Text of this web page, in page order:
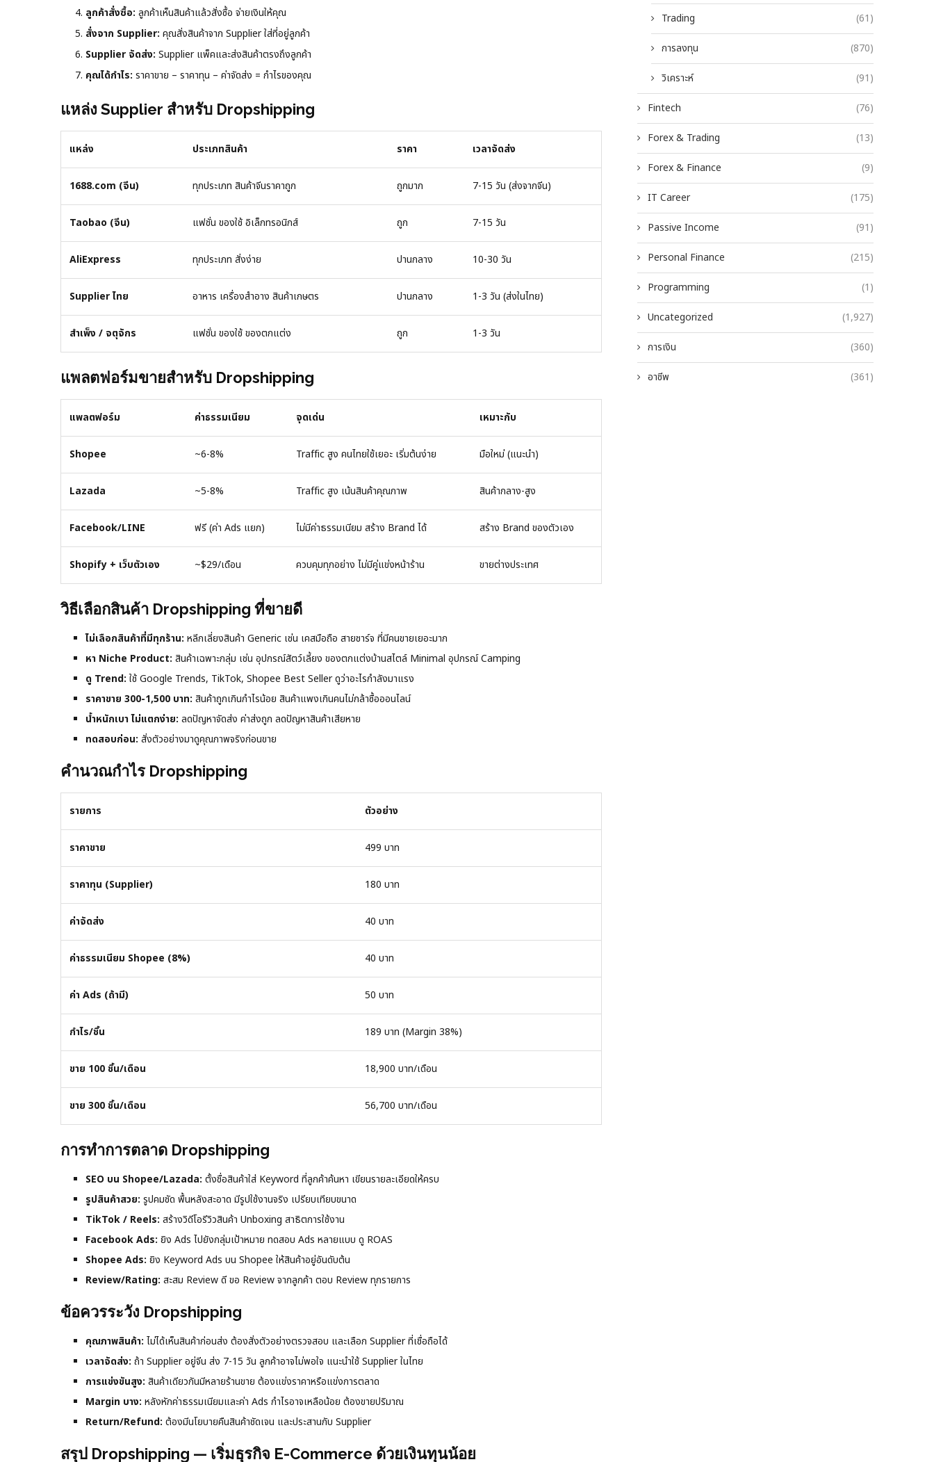
ลูกค้าสั่งซื้อ: ลูกค้าเห็นสินค้าแล้วสั่งซื้อ จ่ายเงินให้คุณ
สั่งจาก Supplier: คุณสั่งสินค้าจาก Supplier ใส่ที่อยู่ลูกค้า
Supplier จัดส่ง: Supplier แพ็คและส่งสินค้าตรงถึงลูกค้า
คุณได้กำไร: ราคาขาย – ราคาทุน – ค่าจัดส่ง = กำไรของคุณ
แหล่ง Supplier สำหรับ Dropshipping
แหล่ง ประเภทสินค้า ราคา เวลาจัดส่ง
1688.com (จีน) ทุกประเภท สินค้าจีนราคาถูก ถูกมาก 7-15 วัน (ส่งจากจีน)
Taobao (จีน) แฟชั่น ของใช้ อิเล็กทรอนิกส์ ถูก 7-15 วัน
AliExpress ทุกประเภท สั่งง่าย ปานกลาง 10-30 วัน
Supplier ไทย อาหาร เครื่องสำอาง สินค้าเกษตร ปานกลาง 1-3 วัน (ส่งในไทย)
สำเพ็ง / จตุจักร แฟชั่น ของใช้ ของตกแต่ง ถูก 1-3 วัน
แพลตฟอร์มขายสำหรับ Dropshipping
แพลตฟอร์ม ค่าธรรมเนียม จุดเด่น เหมาะกับ
Shopee ~6-8% Traffic สูง คนไทยใช้เยอะ เริ่มต้นง่าย มือใหม่ (แนะนำ)
Lazada ~5-8% Traffic สูง เน้นสินค้าคุณภาพ สินค้ากลาง-สูง
Facebook/LINE ฟรี (ค่า Ads แยก) ไม่มีค่าธรรมเนียม สร้าง Brand ได้ สร้าง Brand ของตัวเอง
Shopify + เว็บตัวเอง ~$29/เดือน ควบคุมทุกอย่าง ไม่มีคู่แข่งหน้าร้าน ขายต่างประเทศ
วิธีเลือกสินค้า Dropshipping ที่ขายดี
ไม่เลือกสินค้าที่มีทุกร้าน: หลีกเลี่ยงสินค้า Generic เช่น เคสมือถือ สายชาร์จ ที่มีคนขายเยอะมาก
หา Niche Product: สินค้าเฉพาะกลุ่ม เช่น อุปกรณ์สัตว์เลี้ยง ของตกแต่งบ้านสไตล์ Minimal อุปกรณ์ Camping
ดู Trend:ใช้ Google Trends, TikTok, Shopee Best Seller ดูว่าอะไรกำลังมาแรง
ราคาขาย 300-1,500 บาท: สินค้าถูกเกินกำไรน้อย สินค้าแพงเกินคนไม่กล้าซื้อออนไลน์
น้ำหนักเบา ไม่แตกง่าย: ลดปัญหาจัดส่ง ค่าส่งถูก ลดปัญหาสินค้าเสียหาย
ทดสอบก่อน: สั่งตัวอย่างมาดูคุณภาพจริงก่อนขาย
คำนวณกำไร Dropshipping
รายการ ตัวอย่าง
ราคาขาย 499 บาท
ราคาทุน (Supplier) 180 บาท
ค่าจัดส่ง 40 บาท
ค่าธรรมเนียม Shopee (8%) 40 บาท
ค่า Ads (ถ้ามี) 50 บาท
กำไร/ชิ้น 189 บาท (Margin 38%)
ขาย 100 ชิ้น/เดือน 18,900 บาท/เดือน
ขาย 300 ชิ้น/เดือน 56,700 บาท/เดือน
การทำการตลาด Dropshipping
SEO บน Shopee/Lazada: ตั้งชื่อสินค้าใส่ Keyword ที่ลูกค้าค้นหา เขียนรายละเอียดให้ครบ
รูปสินค้าสวย: รูปคมชัด พื้นหลังสะอาด มีรูปใช้งานจริง เปรียบเทียบขนาด
TikTok / Reels: สร้างวิดีโอรีวิวสินค้า Unboxing สาธิตการใช้งาน
Facebook Ads: ยิง Ads ไปยังกลุ่มเป้าหมาย ทดสอบ Ads หลายแบบ ดู ROAS
Shopee Ads: ยิง Keyword Ads บน Shopee ให้สินค้าอยู่อันดับต้น
Review/Rating: สะสม Review ดี ขอ Review จากลูกค้า ตอบ Review ทุกรายการ
ข้อควรระวัง Dropshipping
คุณภาพสินค้า: ไม่ได้เห็นสินค้าก่อนส่ง ต้องสั่งตัวอย่างตรวจสอบ และเลือก Supplier ที่เชื่อถือได้
เวลาจัดส่ง: ถ้า Supplier อยู่จีน ส่ง 7-15 วัน ลูกค้าอาจไม่พอใจ แนะนำใช้ Supplier ในไทย
การแข่งขันสูง: สินค้าเดียวกันมีหลายร้านขาย ต้องแข่งราคาหรือแข่งการตลาด
Margin บาง: หลังหักค่าธรรมเนียมและค่า Ads กำไรอาจเหลือน้อย ต้องขายปริมาณ
Return/Refund: ต้องมีนโยบายคืนสินค้าชัดเจน และประสานกับ Supplier
สรุป Dropshipping — เริ่มธุรกิจ E-Commerce ด้วยเงินทุนน้อย
Trading (61)
การลงทุน (870)
วิเคราะห์ (91)
Fintech (76)
Forex & Trading (13)
Forex & Finance (9)
IT Career (175)
Passive Income (91)
Personal Finance (215)
Programming (1)
Uncategorized (1,927)
การเงิน (360)
อาชีพ (361)